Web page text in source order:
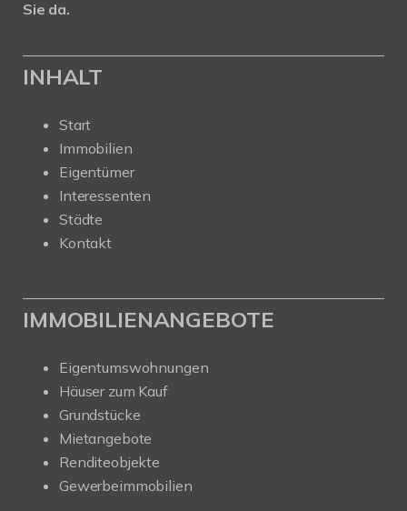
Sie da.
INHALT
Start
Immobilien
Eigentümer
Interessenten
Städte
Kontakt
IMMOBILIENANGEBOTE
Eigentumswohnungen
Häuser zum Kauf
Grundstücke
Mietangebote
Renditeobjekte
Gewerbeimmobilien